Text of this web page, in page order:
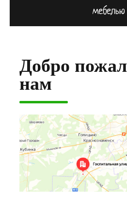
мебелью
Добро
нам